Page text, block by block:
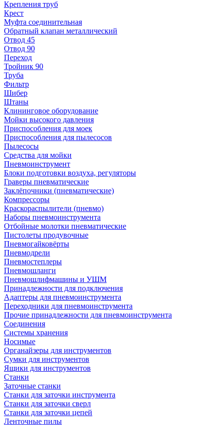
Крепления труб
Крест
Муфта соединительная
Обратный клапан металлический
Отвод 45
Отвод 90
Переход
Тройник 90
Труба
Фильтр
Шибер
Штаны
Клининговое оборудование
Мойки высокого давления
Приспособления для моек
Приспособления для пылесосов
Пылесосы
Средства для мойки
Пневмоинструмент
Блоки подготовки воздуха, регуляторы
Граверы пневматические
Заклёпочники (пневматические)
Компрессоры
Краскораспылители (пневмо)
Наборы пневмоинструмента
Отбойные молотки пневматические
Пистолеты продувочные
Пневмогайковёрты
Пневмодрели
Пневмостеплеры
Пневмошланги
Пневмошлифмашины и УШМ
Принадлежности для подключения
Адаптеры для пневмоинструмента
Переходники для пневмоинструмента
Прочие принадлежности для пневмоинструмента
Соединения
Системы хранения
Носимые
Органайзеры для инструментов
Сумки для инструментов
Ящики для инструментов
Станки
Заточные станки
Станки для заточки инструмента
Станки для заточки сверл
Станки для заточки цепей
Ленточные пилы